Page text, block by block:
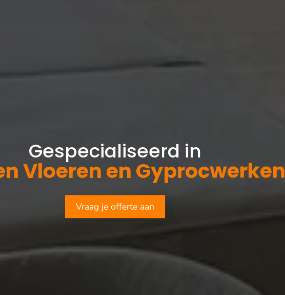
Gespecialiseerd in
Vloeren en Gyprocwerken
Vraag je offerte aan